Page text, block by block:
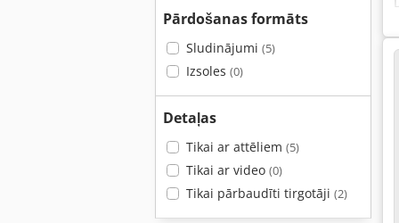
Pārdošanas formāts
Sludinājumi (5)
Izsoles (0)
Detaļas
Tikai ar attēliem (5)
Tikai ar video (0)
Tikai pārbaudīti tirgotāji (2)